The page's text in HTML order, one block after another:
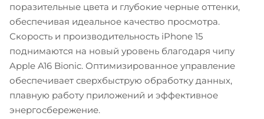
поразительные цвета и глубокие черные оттенки,
обеспечивая идеальное качество просмотра.
Скорость и производительность iPhone 15
поднимаются на новый уровень благодаря чипу
Apple A16 Bionic. Оптимизированное управление
обеспечивает сверхбыструю обработку данных,
плавную работу приложений и эффективное
энергосбережение.